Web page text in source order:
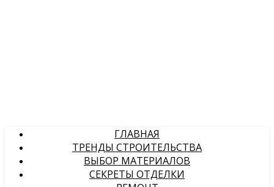
ГЛАВНАЯ
ТРЕНДЫ СТРОИТЕЛЬСТВА
ВЫБОР МАТЕРИАЛОВ
СЕКРЕТЫ ОТДЕЛКИ